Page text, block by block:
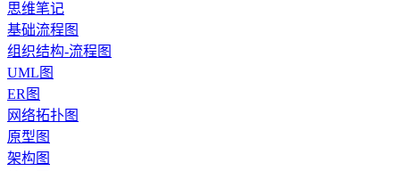
思维笔记
基础流程图
组织结构-流程图
UML图
ER图
网络拓扑图
原型图
架构图